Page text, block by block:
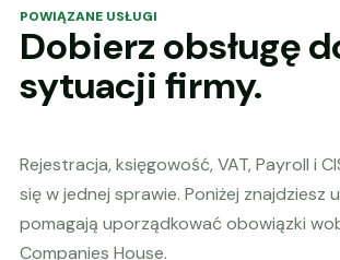
POWIĄZANE USŁUGI
Dobierz obsługę
sytuacji firmy.
Rejestracja, księgowość, VAT, Payroll i
się w jednej sprawie. Poniżej znajdziesz
pomagają uporządkować obowiązki
Companies House.